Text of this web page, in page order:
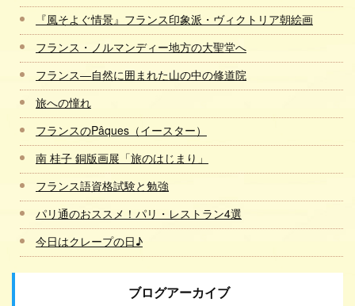
『風そよぐ情景』フランス印象派・ヴィクトリア朝絵画
フランス・ノルマンディー地方の大聖堂へ
フランス―自然に囲まれた山の中の修道院
旅への憧れ
フランスのPâques（イースター）
南 桂子 銅版画展「旅のはじまり」
フランス語資格試験と勉強
パリ通のおススメ！パリ・レストラン4選
今日はクレープの日♪
ブログアーカイブ